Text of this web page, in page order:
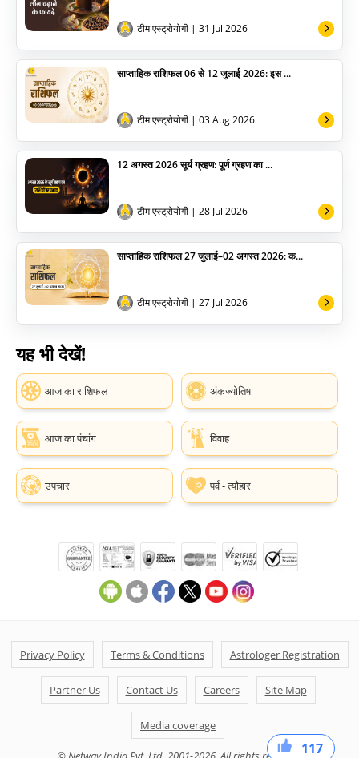
117
40
36
41
अन्य टीम एस्ट्रोयोगी | 31 Jul 2026
साप्ताहिक राशिफल 06 से 12 जुलाई 2026: इस ...
टीम एस्ट्रोयोगी | 03 Aug 2026
12 अगस्त 2026 सूर्य ग्रहण: पूर्ण ग्रहण का ...
टीम एस्ट्रोयोगी | 28 Jul 2026
साप्ताहिक राशिफल 27 जुलाई–02 अगस्त 2026: क...
टीम एस्ट्रोयोगी | 27 Jul 2026
यह भी देखें!
आज का राशिफल अंकज्योतिष
आज का पंचांग विवाह
उपचार पर्व - त्यौहार
Privacy Policy Terms & Conditions Astrologer Registration
Partner Us Contact Us Careers Site Map
Media coverage